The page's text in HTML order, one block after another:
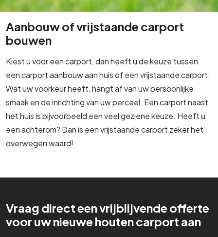
Aanbouw of vrijstaande carport
bouwen
Kiest u voor een carport, dan heeft u de keuze tussen
een carport aanbouw aan huis of een vrijstaande carport.
Wat uw voorkeur heeft, hangt af van uw persoonlijke
smaak en de inrichting van uw perceel. Een carport naast
het huis is bijvoorbeeld een veel geziene keuze. Heeft u
een achterom? Dan is een vrijstaande carport zeker het
overwegen waard!
Vraag direct een vrijblijvende offerte
voor uw nieuwe houten carport aan